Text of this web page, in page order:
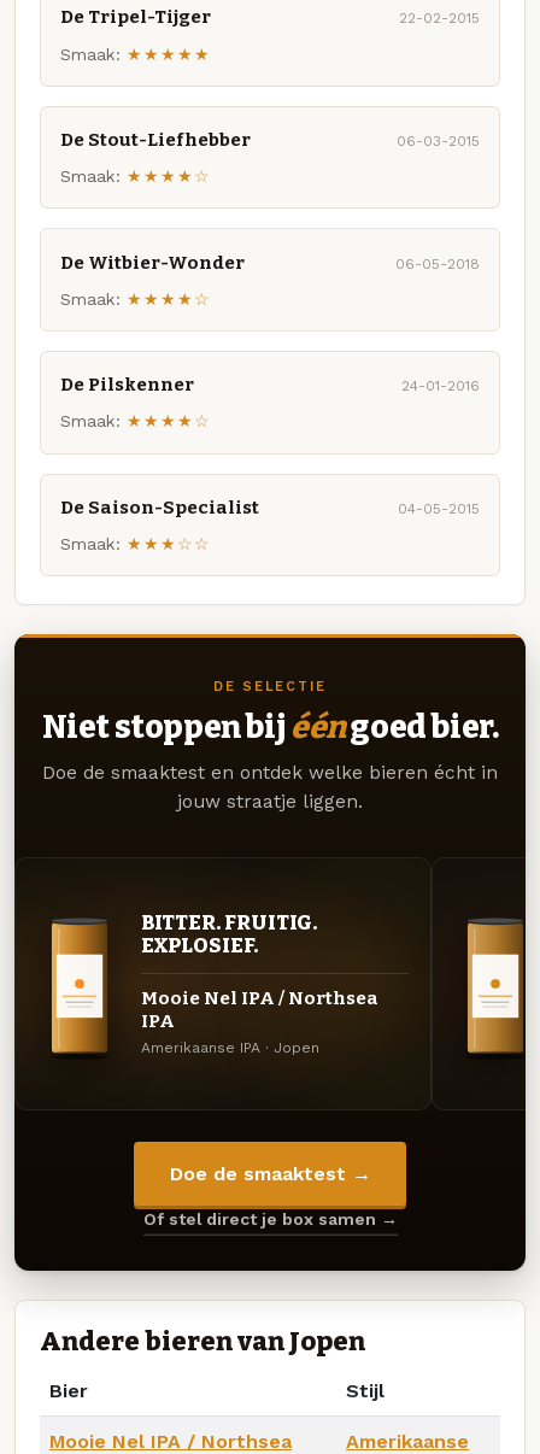
De Tripel-Tijger 22-02-2015
Smaak: ★★★★★
De Stout-Liefhebber 06-03-2015
Smaak: ★★★★☆
De Witbier-Wonder 06-05-2018
Smaak: ★★★★☆
De Pilskenner 24-01-2016
Smaak: ★★★★☆
De Saison-Specialist 04-05-2015
Smaak: ★★★☆☆
DE SELECTIE
Niet stoppen bij ééngoed bier.
Doe de smaaktest en ontdek welke bieren écht in
jouw straatje liggen.
BITTER. FRUITIG.
EXPLOSIEF.
Mooie Nel IPA / Northsea
IPA
Amerikaanse IPA · Jopen
Doe de smaaktest →
Of stel direct je box samen →
Andere bieren van Jopen
Bier Stijl
Mooie Nel IPA / Northsea
Amerikaanse